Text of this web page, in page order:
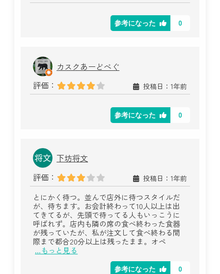
参考になった 0
カスクあーどべぐ
評価：
投稿日：1年前
参考になった 0
下坊将文
評価：
投稿日：1年前
とにかく待つ。並んで店外に待つスタイルだ
が、待ちます。お会計終わって10人以上は出
てきてるが、先頭で待ってる人もいっこうに
呼ばれず。店内も隣の席の食べ終わった食器
が残っていたが、私が注文して食べ終わる間
際まで都合20分以上は残ったまま。オペ
...もっと見る
参考になった 0